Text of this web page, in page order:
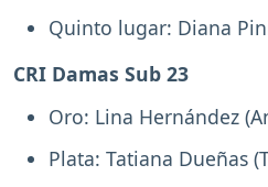
Quinto lugar: Diana
CRI Damas Sub 23
Oro: Lina Hernández
Plata: Tatiana Dueñas